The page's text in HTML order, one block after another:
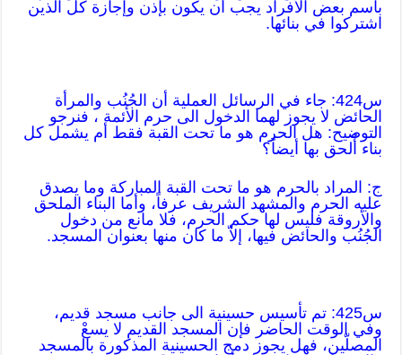
باسم بعض الأفراد يجب أن يكون بإذن وإجازة كل الذين
اشتركوا في بنائها.
س424: جاء في الرسائل العملية أن الجُنُب والمرأة
الحائض لا يجوز لهما الدخول الى حرم الأئمة ، فنرجو
التوضيح: هل الحرم هو ما تحت القبة فقط أم يشمل كل
بناء أُلحق بها أيضاً؟
ج: المراد بالحرم هو ما تحت القبة المباركة وما يصدق
عليه الحرم والمشهد الشريف عرفاً، وأما البناء الملحق
والأروقة فليس لها حكم الحرم، فلا مانع من دخول
الجُنُب والحائض فيها، إلاّ ما كان منها بعنوان المسجد.
س425: تم تأسيس حسينية الى جانب مسجد قديم،
وفي الوقت الحاضر فإن المسجد القديم لا يسعْ
المصلّين، فهل يجوز دمج الحسينية المذكورة بالمسجد